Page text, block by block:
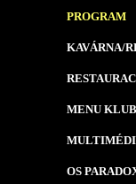
PROGRAM
KAVÁRNA/
MENU KLUB
OS